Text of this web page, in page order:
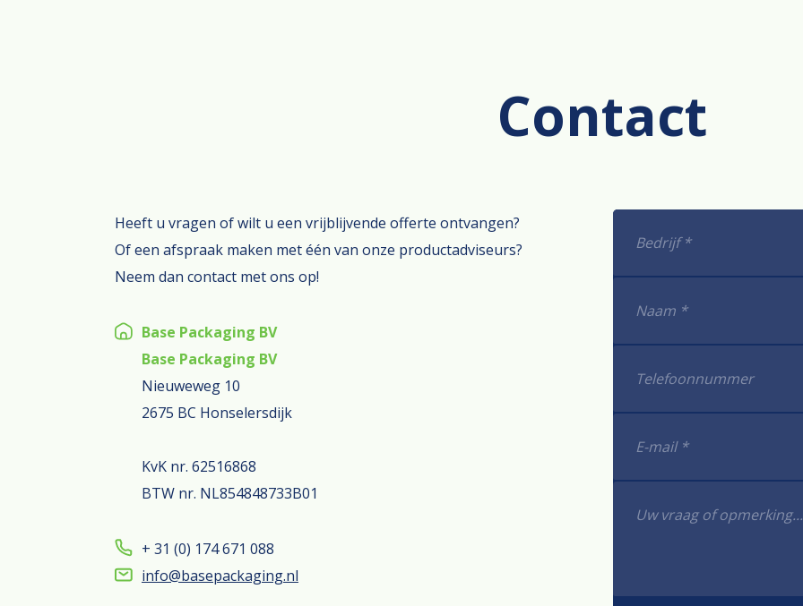
Contact
Heeft u vragen of wilt u een vrijblijvende offerte ontvangen?
Of een afspraak maken met één van onze productadviseurs?
Neem dan contact met ons op!
Base Packaging BV
Base Packaging BV
Nieuweweg 10
2675 BC Honselersdijk
KvK nr. 62516868
BTW nr. NL854848733B01
+ 31 (0) 174 671 088
info@basepackaging.nl